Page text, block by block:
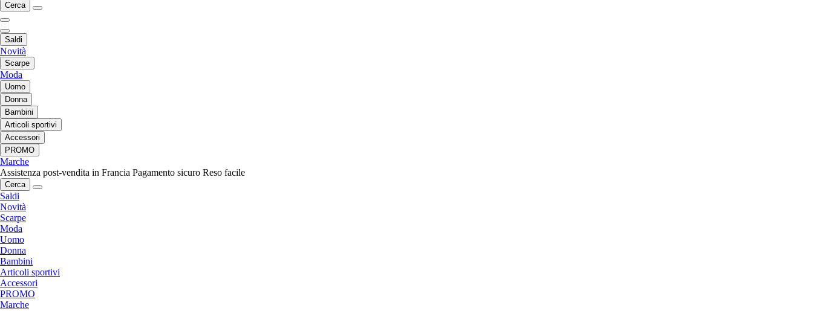
Cerca
Saldi
Novità
Scarpe
Moda
Uomo
Donna
Bambini
Articoli sportivi
Accessori
PROMO
Marche
Assistenza post-vendita in Francia Pagamento sicuro Reso facile
Cerca
Saldi
Novità
Scarpe
Moda
Uomo
Donna
Bambini
Articoli sportivi
Accessori
PROMO
Marche